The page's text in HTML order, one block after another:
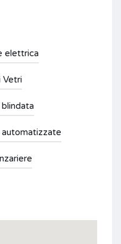
elettrica
Vetri
automatizzate